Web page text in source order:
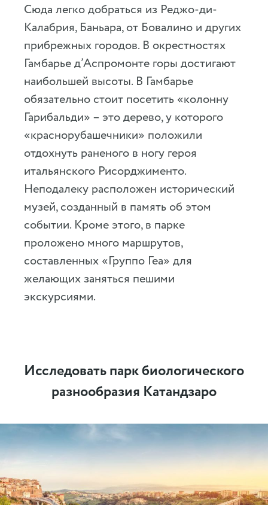
Сюда легко добраться из Реджо-ди-
Калабрия, Баньара, от Бовалино и других
прибрежных городов. В окрестностях
Гамбарье д’Аспромонте горы достигают
наибольшей высоты. В Гамбарье
обязательно стоит посетить «колонну
Гарибальди» – это дерево, у которого
«краснорубашечники» положили
отдохнуть раненого в ногу героя
итальянского Рисорджименто.
Неподалеку расположен исторический
музей, созданный в память об этом
событии. Кроме этого, в парке
проложено много маршрутов,
составленных «Группо Геа» для
желающих заняться пешими
экскурсиями.
Исследовать парк биологического
разнообразия Катандзаро